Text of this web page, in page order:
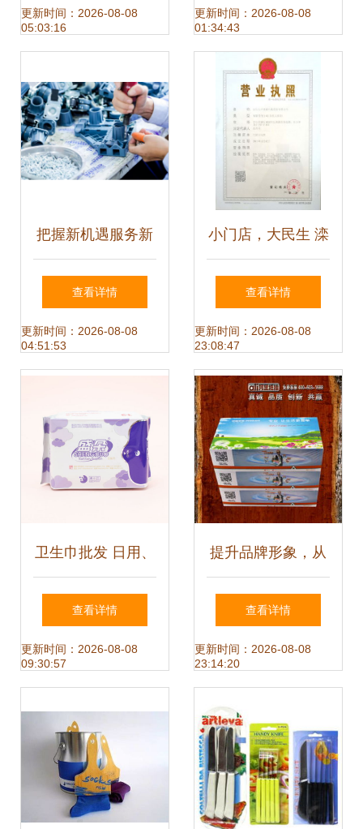
突破
更新时间：2026-08-08
05:03:16
更新时间：2026-08-08
01:34:43
把握新机遇服务新
格局，平安租赁助
推日用杂品产业高
查看详情
更新时间：2026-08-08
04:51:53
小门店，大民生 滦
州市鼎华商贸店个
体工商户正式成立
查看详情
更新时间：2026-08-08
23:08:47
卫生巾批发 日用、
夜用、加长护垫，
整箱组合与零售的
查看详情
更新时间：2026-08-08
09:30:57
提升品牌形象，从
广告软抽盒开始
——保定高新区金
高雅
查看详情
更新时间：2026-08-08
23:14:20